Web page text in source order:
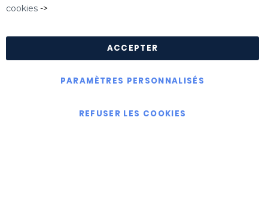
cookies ->
ACCEPTER
PARAMÈTRES PERSONNALISÉS
REFUSER LES COOKIES